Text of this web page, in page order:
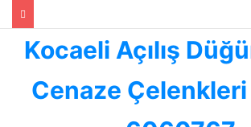
Kocaeli Açılış
Cenaze